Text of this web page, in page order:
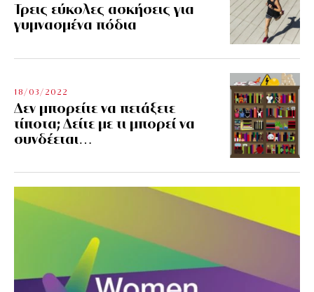
Τρεις εύκολες ασκήσεις για
γυμνασμένα πόδια
18/03/2022
Δεν μπορείτε να πετάξετε
τίποτα; Δείτε με τι μπορεί να
συνδέεται…